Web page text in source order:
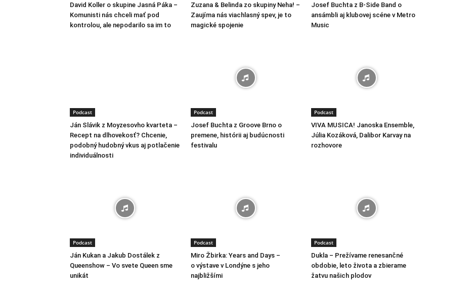
David Koller o skupine Jasná Páka –
Komunisti nás chceli mať pod
kontrolou, ale nepodarilo sa im to
Zuzana & Belinda zo skupiny Neha! –
Zaujíma nás viachlasný spev, je to
magické spojenie
Josef Buchta z B-Side Band o
ansámbli aj klubovej scéne v Metro
Music
Podcast
Ján Slávik z Moyzesovho kvarteta –
Recept na dlhovekosť? Chcenie,
podobný hudobný vkus aj potlačenie
individuálnosti
Podcast
Josef Buchta z Groove Brno o
premene, histórii aj budúcnosti
festivalu
Podcast
VIVA MUSICA! Janoska Ensemble,
Júlia Kozáková, Dalibor Karvay na
rozhovore
Podcast
Ján Kukan a Jakub Dostálek z
Queenshow – Vo svete Queen sme
unikát
Podcast
Miro Žbirka: Years and Days –
o výstave v Londýne s jeho
najbližšími
Podcast
Dukla – Prežívame renesančné
obdobie, leto života a zbierame
žatvu našich plodov